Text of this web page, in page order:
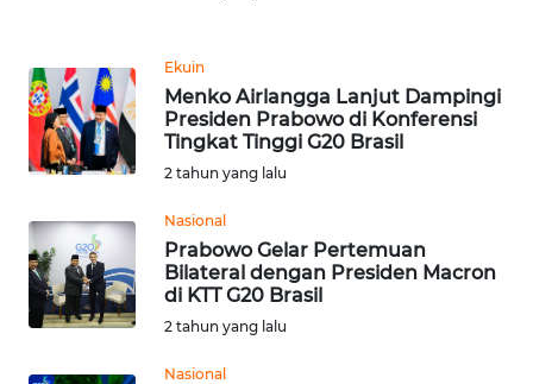
Ekuin
Menko Airlangga Lanjut Dampingi
Presiden Prabowo di Konferensi
Tingkat Tinggi G20 Brasil
2 tahun yang lalu
Nasional
Prabowo Gelar Pertemuan
Bilateral dengan Presiden Macron
di KTT G20 Brasil
2 tahun yang lalu
Nasional
BERITA
KONTAK
KAMI
INFO
IKLAN
TENTANG